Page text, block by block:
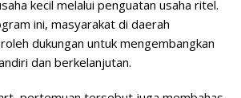
kecil melalui penguatan usaha ritel.
ini, masyarakat di daerah
dukungan untuk mengembangkan
dan berkelanjutan.